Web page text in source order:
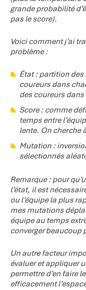
grande probabilité
pas le score).
Voici comment j’ai
problème :
État : partition des
coureurs dans
des coureurs dans
Score : comme
temps entre
lente. On cherche
Mutation :
sélectionnés
Remarque : pour
l’état, il est
ou l’équipe la plus
mes mutations
équipe au temps
converger beaucoup
Un autre facteur
évaluer et appliquer
permettre d’en faire
efficacement